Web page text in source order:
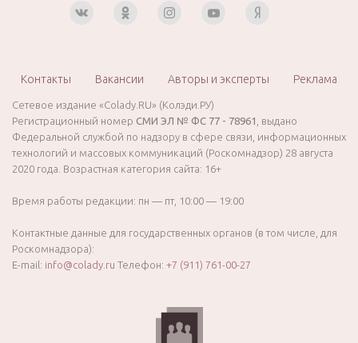
Контакты Вакансии Авторы и эксперты Реклама
Сетевое издание «Colady.RU» (Колэди.РУ)
Регистрационный номер СМИ ЭЛ № ФС 77 - 78961
, выдано
Федеральной службой по надзору в сфере связи, информационных
технологий и массовых коммуникаций (Роскомнадзор) 28 августа
2020 года. Возрастная категория сайта: 16+
Время работы редакции: пн — пт, 10:00 — 19:00
Контактные данные для государственных органов (в том числе, для
Роскомнадзора):
E-mail: info@colady.ru Телефон: +7 (911) 761-00-27